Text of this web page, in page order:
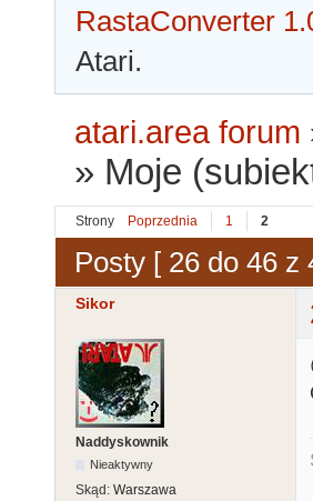
RastaConverter
Atari.
atari.area forum
» Moje
Strony Poprzednia 1 2
Posty [ 26 do 46 z
Sikor
Naddyskownik
Nieaktywny
Skąd: Warszawa